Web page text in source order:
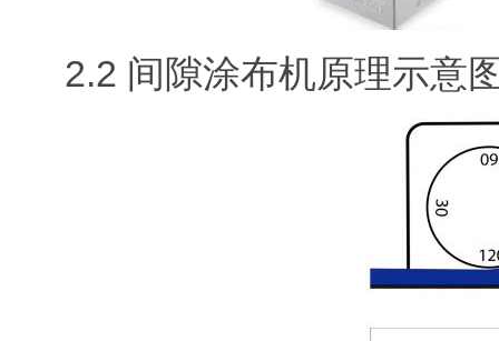
2.2 间隙涂布机原理示意